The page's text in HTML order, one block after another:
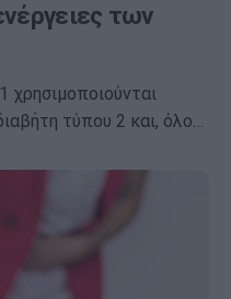
των
χρησιμοποιούνται
τύπου 2 και, όλο…